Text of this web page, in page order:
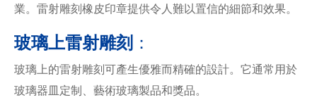
業。雷射雕刻橡皮印章提供令人難以置信的細節和效果。
玻璃上雷射雕刻 ：
玻璃上的雷射雕刻可產生優雅而精確的設計。它通常用於
玻璃器皿定制、藝術玻璃製品和獎品。